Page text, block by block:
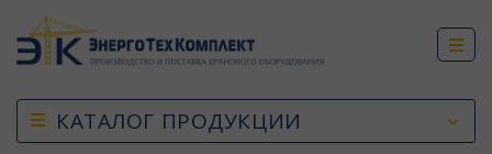
КАТАЛОГ ПРОДУКЦИИ